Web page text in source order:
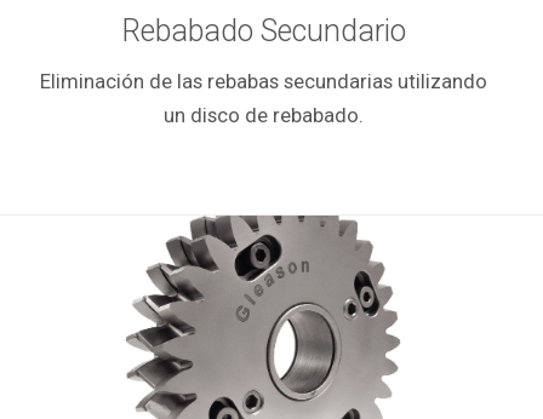
Rebabado Secundario
Eliminación de las rebabas secundarias utilizando
un disco de rebabado.